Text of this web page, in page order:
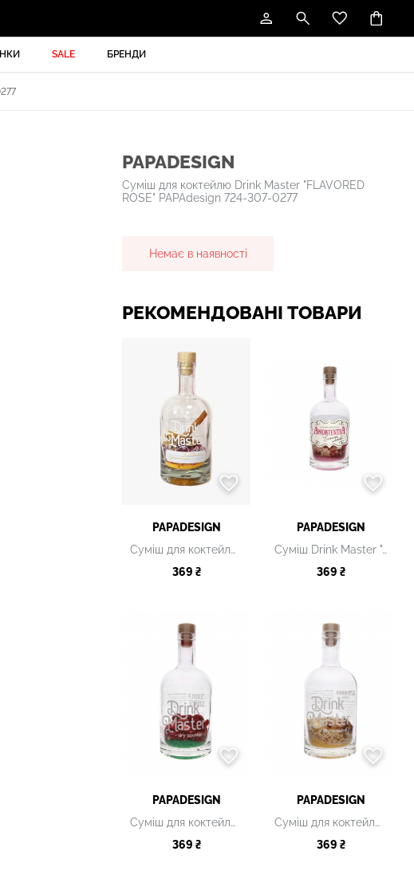
SALE БРЕНДИ
PAPADESIGN
Суміш для коктейлю Drink Master "FLAVORED
ROSE" PAPAdesign 724-307-0277
Немає в наявності
РЕКОМЕНДОВАНІ ТОВАРИ
PAPADESIGN
Суміш для коктейлю Drink Master “Солодкий бурштин”
369 ₴
PAPADESIGN
Суміш Drink Master "Amortentia"
369 ₴
PAPADESIGN
Суміш для коктейлю Drink Master "Tequila Sunrise"
369 ₴
PAPADESIGN
Суміш для коктейлю Drink Master "Caipirinha"
369 ₴